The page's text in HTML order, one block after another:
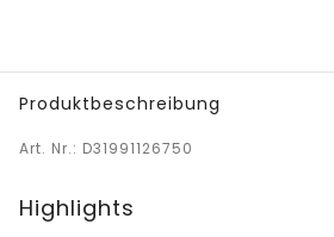
Produktbeschreibung
Art. Nr.: D31991126750
Highlights